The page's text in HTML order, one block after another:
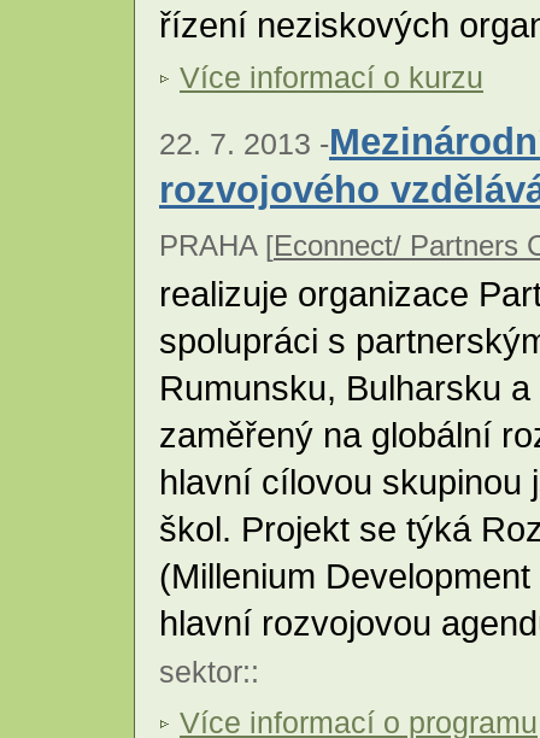
řízení neziskových
Více informací o kurzu
22. 7. 2013 -
rozvojového
PRAHA [Econnect/ Partners
realizuje organizace
spolupráci s
Rumunsku, Bulharsku
zaměřený na globální
hlavní cílovou skupinou
škol. Projekt se týká
(Millenium
hlavní rozvojovou
sektor::
Více informací o programu